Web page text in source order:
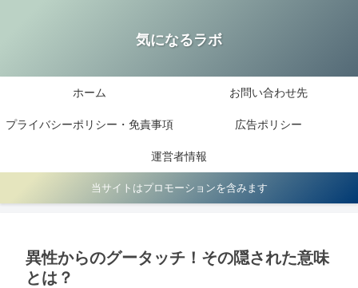
気になるラボ
ホーム お問い合わせ先
プライバシーポリシー・免責事項 広告ポリシー
運営者情報
当サイトはプロモーションを含みます
異性からのグータッチ！その隠された意味
とは？